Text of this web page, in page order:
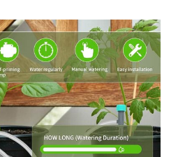
éteignant l'écran.
Vous pouvez
appuyer sur le
bouton SET pour
réveiller l'affichage
et vérifier vos
paramètres. Doté
d'une mémoire
avancée, l'unité